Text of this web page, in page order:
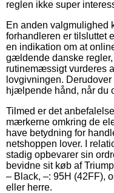
reglen ikke super
En anden valgmulighed
forhandleren er
en indikation om at
gældende danske
rutinemæssigt vurderes
lovgivningen.
hjælpende hånd, når du
Tilmed er det
mærkerne omkring de
have betydning for
netshoppen lover. I
stadig opbevarer sin
bevidne sit køb af
– Black, –: 95H (42FF),
eller herre.